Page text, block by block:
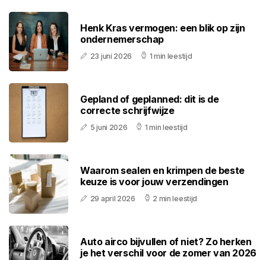
Henk Kras vermogen: een blik op zijn
ondernemerschap
23 juni 2026 1 min leestijd
Gepland of geplanned: dit is de
correcte schrijfwijze
5 juni 2026 1 min leestijd
Waarom sealen en krimpen de beste
keuze is voor jouw verzendingen
29 april 2026 2 min leestijd
Auto airco bijvullen of niet? Zo herken
je het verschil voor de zomer van 2026